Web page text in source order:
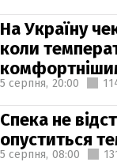
На Україну
коли
5 серпня, 20:00
Спека не
опуститься
5 серпня, 08:00